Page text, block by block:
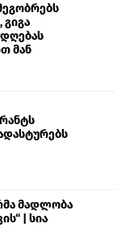
მან
მადლობა
| სია